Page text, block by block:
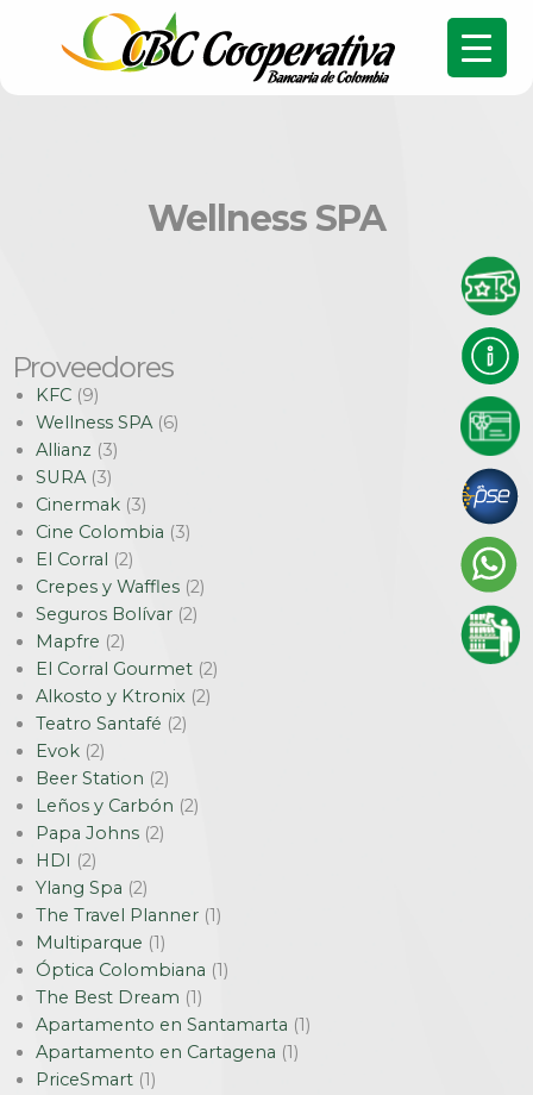
Wellness SPA
Proveedores
KFC (9)
Wellness SPA(6)
Allianz (3)
SURA(3)
Cinermak (3)
Cine Colombia (3)
El Corral (2)
Crepes y Waffles (2)
Seguros Bolívar (2)
Mapfre (2)
El Corral Gourmet (2)
Alkosto y Ktronix (2)
Teatro Santafé (2)
Evok (2)
Beer Station (2)
Leños y Carbón (2)
Papa Johns (2)
HDI (2)
Ylang Spa (2)
The Travel Planner (1)
Multiparque (1)
Óptica Colombiana (1)
The Best Dream (1)
Apartamento en Santamarta (1)
Apartamento en Cartagena (1)
PriceSmart (1)